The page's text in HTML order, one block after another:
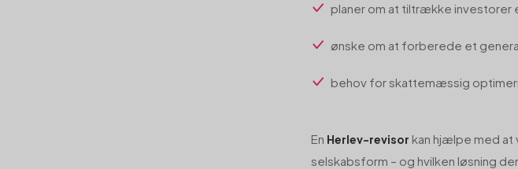
planer om at tiltrække investorer
ønske om at forberede et
behov for skattemæssig
En Herlev-revisor kan hjælpe med at
selskabsform – og hvilken løsning